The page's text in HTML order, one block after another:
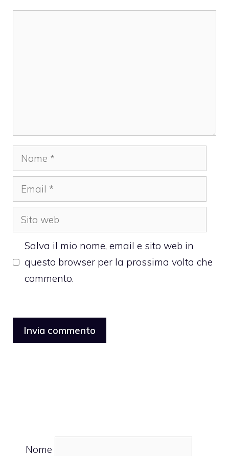
Nome
Email
Sito
web
Salva il mio nome, email e sito web in
questo browser per la prossima volta che
commento.
Nome